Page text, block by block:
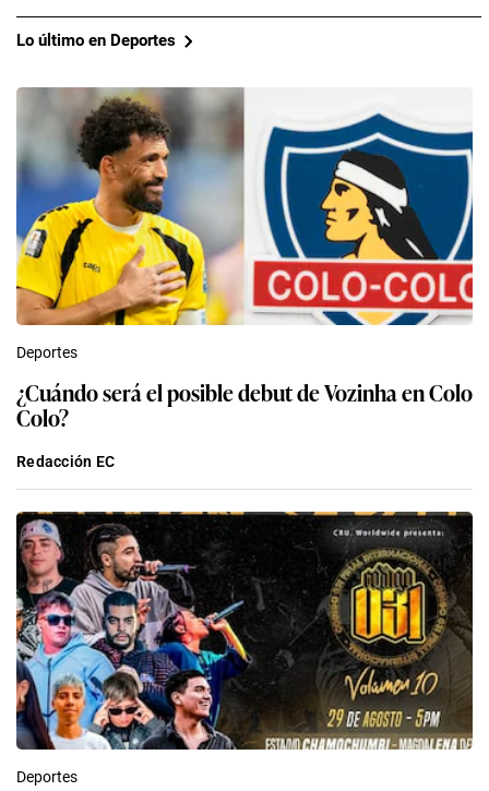
Lo último en Deportes
Deportes
¿Cuándo será el posible debut de Vozinha en Colo
Colo?
Redacción EC
Deportes